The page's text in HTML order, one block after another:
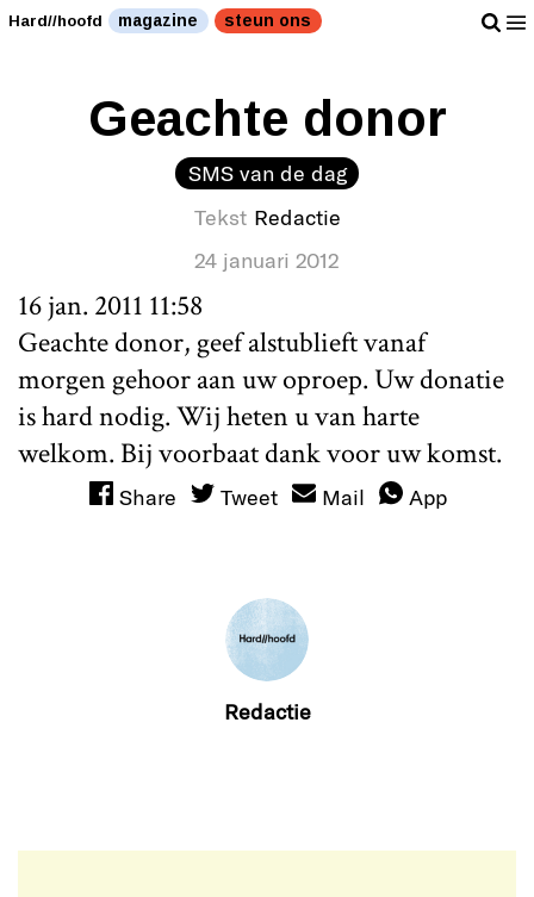
Hard//hoofd magazine steun ons
Geachte donor
SMS van de dag
Tekst Redactie
24 januari 2012
16 jan. 2011 11:58
Geachte donor, geef alstublieft vanaf
morgen gehoor aan uw oproep. Uw donatie
is hard nodig. Wij heten u van harte
welkom. Bij voorbaat dank voor uw komst.
Share Tweet Mail App
Redactie